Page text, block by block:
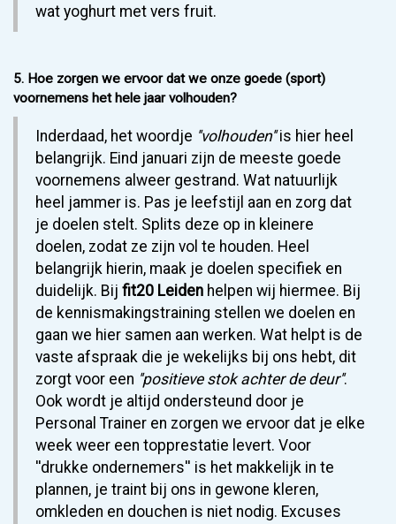
wat yoghurt met vers fruit.
5. Hoe zorgen we ervoor dat we onze goede (sport)
voornemens het hele jaar volhouden?
Inderdaad, het woordje ''volhouden''is hier heel
belangrijk. Eind januari zijn de meeste goede
voornemens alweer gestrand. Wat natuurlijk
heel jammer is. Pas je leefstijl aan en zorg dat
je doelen stelt. Splits deze op in kleinere
doelen, zodat ze zijn vol te houden. Heel
belangrijk hierin, maak je doelen specifiek en
duidelijk. Bij fit20 Leiden helpen wij hiermee. Bij
de kennismakingstraining stellen we doelen en
gaan we hier samen aan werken. Wat helpt is de
vaste afspraak die je wekelijks bij ons hebt, dit
zorgt voor een ''positieve stok achter de deur''.
Ook wordt je altijd ondersteund door je
Personal Trainer en zorgen we ervoor dat je elke
week weer een topprestatie levert. Voor
''drukke ondernemers'' is het makkelijk in te
plannen, je traint bij ons in gewone kleren,
omkleden en douchen is niet nodig. Excuses